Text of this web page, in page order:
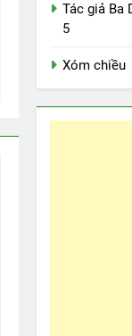
Tác giả Ba
5
Xóm chiều